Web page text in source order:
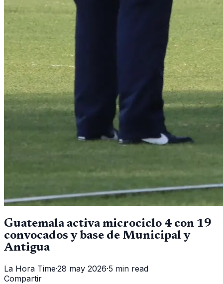
Guatemala activa microciclo 4 con 19
convocados y base de Municipal y
Antigua
La Hora Time·28 may 2026·5 min read
Compartir